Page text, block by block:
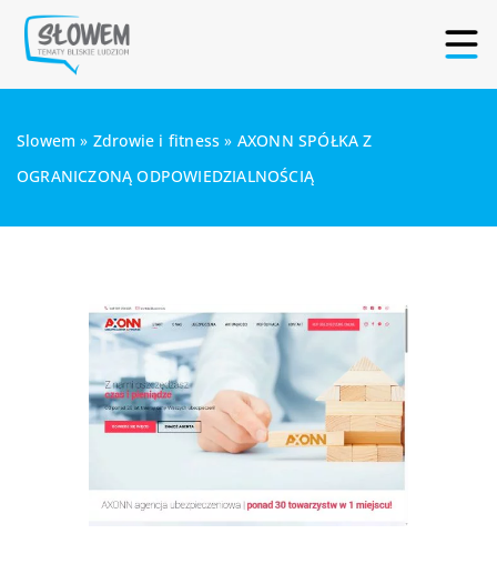
Slowem » Zdrowie i fitness » AXONN SPÓŁKA Z
OGRANICZONĄ ODPOWIEDZIALNOŚCIĄ